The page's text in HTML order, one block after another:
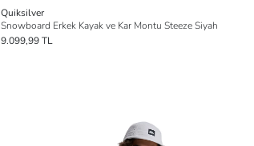
Quiksilver
Snowboard Erkek Kayak ve Kar Montu Steeze Siyah
9.099,99 TL